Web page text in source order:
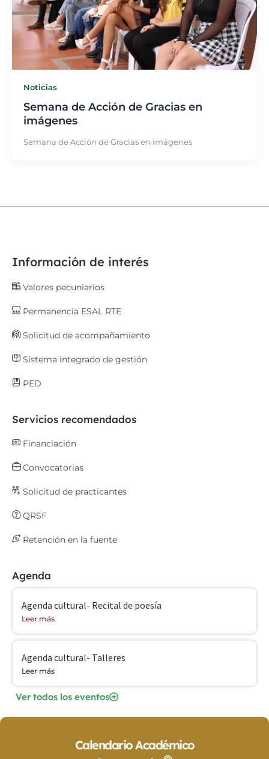
Noticias
Semana de Acción de Gracias en
imágenes
Semana de Acción de Gracias en imágenes
Información de interés
Valores pecuniarios
Permanencia ESAL RTE
Solicitud de acompañamiento
Sistema integrado de gestión
PED
Servicios recomendados
Financiación
Convocatorias
Solicitud de practicantes
QRSF
Retención en la fuente
Agenda
Agenda cultural- Recital de poesía
Leer más
Agenda cultural- Talleres
Leer más
Ver todos los eventos
Calendario Académico